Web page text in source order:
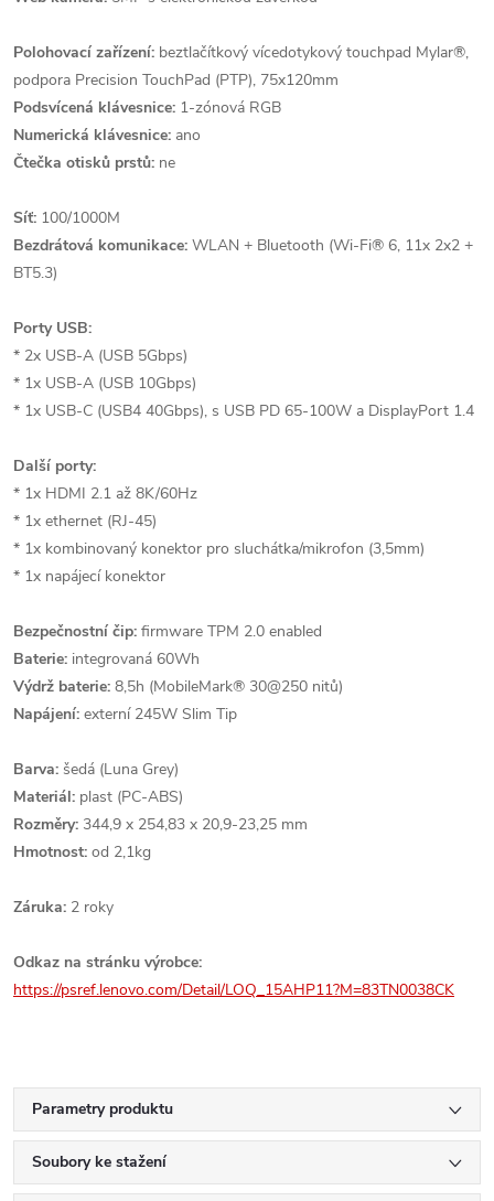
Polohovací zařízení: beztlačítkový vícedotykový touchpad Mylar®,
podpora Precision TouchPad (PTP), 75x120mm
Podsvícená klávesnice: 1-zónová RGB
Numerická klávesnice: ano
Čtečka otisků prstů: ne
Síť: 100/1000M
Bezdrátová komunikace: WLAN + Bluetooth (Wi-Fi® 6, 11x 2x2 +
BT5.3)
Porty USB:
* 2x USB-A (USB 5Gbps)
* 1x USB-A (USB 10Gbps)
* 1x USB-C (USB4 40Gbps), s USB PD 65-100W a DisplayPort 1.4
Další porty:
* 1x HDMI 2.1 až 8K/60Hz
* 1x ethernet (RJ-45)
* 1x kombinovaný konektor pro sluchátka/mikrofon (3,5mm)
* 1x napájecí konektor
Bezpečnostní čip: firmware TPM 2.0 enabled
Baterie: integrovaná 60Wh
Výdrž baterie: 8,5h (MobileMark® 30@250 nitů)
Napájení: externí 245W Slim Tip
Barva: šedá (Luna Grey)
Materiál: plast (PC-ABS)
Rozměry: 344,9 x 254,83 x 20,9-23,25 mm
Hmotnost: od 2,1kg
Záruka: 2 roky
Odkaz na stránku výrobce:
https://psref.lenovo.com/Detail/LOQ_15AHP11?M=83TN0038CK
Parametry produktu
Soubory ke stažení